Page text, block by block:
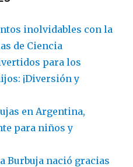
inolvidables con la
de Ciencia
para los
¡Diversión y
en Argentina,
para niños y
Burbuja nació gracias